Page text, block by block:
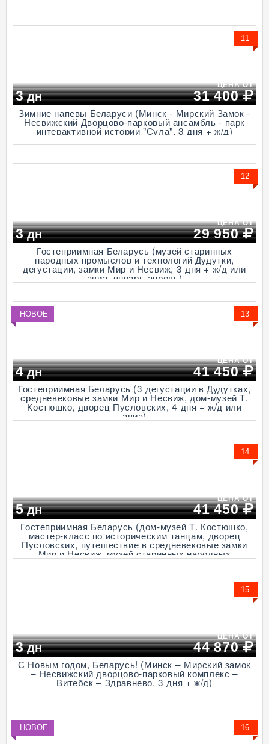
11
3дн
ЦЕНА ОТ
31 400
Зимние напевы Беларуси (Минск - Мирский Замок -
Несвижский Дворцово-парковый ансамбль - парк
интерактивной истории "Сула", 3 дня + ж/д)
12
3дн
ЦЕНА ОТ
29 950
Гостеприимная Беларусь (музей старинных
народных промыслов и технологий Дудутки,
дегустации, замки Мир и Несвиж, 3 дня + ж/д или
авиа, январь-апрель)
НОВОЕ 13
4дн
ЦЕНА ОТ
41 450
Гостеприимная Беларусь (3 дегустации в Дудутках,
средневековые замки Мир и Несвиж, дом-музей Т.
Костюшко, дворец Пусловских, 4 дня + ж/д или
авиа)
14
5дн
ЦЕНА ОТ
41 450
Гостеприимная Беларусь (дом-музей Т. Костюшко,
мастер-класс по историческим танцам, дворец
Пусловских, путешествие в средневековые замки
Мир и Несвиж, музей старинных народных
промыслов и технологий "Дудутки", 3 дегустации, 5
15
3дн
ЦЕНА ОТ
44 870
С Новым годом, Беларусь! (Минск – Мирский замок
– Несвижский дворцово-парковый комплекс –
Витебск – Здравнево, 3 дня + ж/д)
НОВОЕ 16